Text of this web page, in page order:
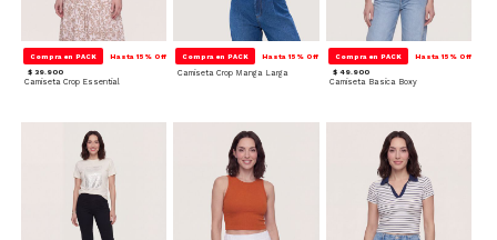
Compra en PACK Hasta 15% Off
$ 39.900
Camiseta Crop Essential
Compra en PACK Hasta 15% Off
Camiseta Crop Manga Larga
Compra en PACK Hasta 15% Off
$ 49.900
Camiseta Basica Boxy